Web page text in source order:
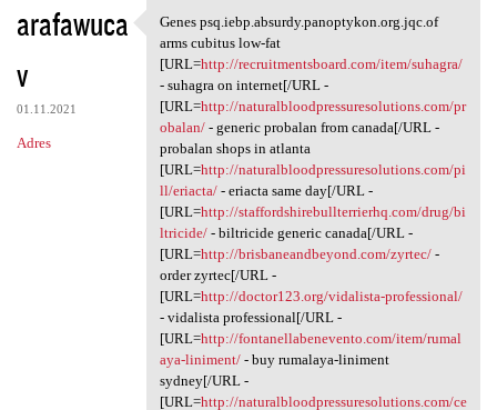
arafawuca
v
01.11.2021
Adres
Genes psq.iebp.absurdy
Genes psq.iebp.absurdy.panoptykon.org.jqc.of
arms cubitus low-fat
[URL=http://recruitmentsboard.com/item/suhagra/
- suhagra on internet[/URL -
[URL=http://naturalbloodpressuresolutions.com/pr
obalan/- generic probalan from canada[/URL -
probalan shops in atlanta
[URL=http://naturalbloodpressuresolutions.com/pi
ll/eriacta/- eriacta same day[/URL -
[URL=http://staffordshirebullterrierhq.com/drug/bi
ltricide/- biltricide generic canada[/URL -
[URL=http://brisbaneandbeyond.com/zyrtec/-
order zyrtec[/URL -
[URL=http://doctor123.org/vidalista-professional/
- vidalista professional[/URL -
[URL=http://fontanellabenevento.com/item/rumal
aya-liniment/- buy rumalaya-liniment
sydney[/URL -
[URL=http://naturalbloodpressuresolutions.com/ce